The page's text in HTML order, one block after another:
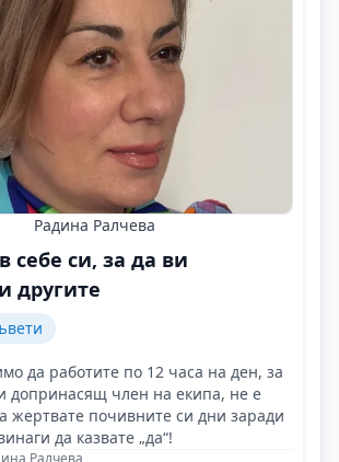
Радина Ралчева
себе си, за да ви
другите
да работите по 12 часа на ден, за
допринасящ член на екипа, не е
жертвате почивните си дни заради
да казвате „да“!
Ралчева